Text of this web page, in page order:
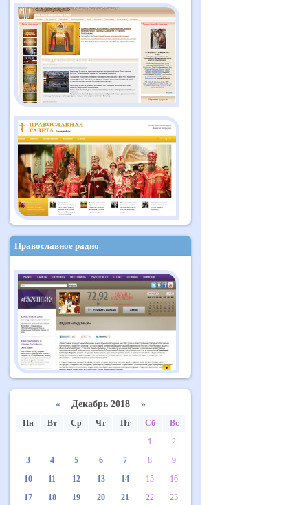
Православное радио
«Декабрь 2018 »
Пн Вт Ср Чт Пт Сб
Вс
1
2
3
4 5 6 7 8
9
10
11 12 13 14 15
16
17
18 19 20 21 22
23